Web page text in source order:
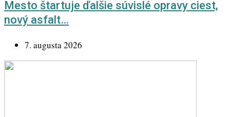
Mesto štartuje ďalšie súvislé opravy ciest,
nový asfalt…
7. augusta 2026